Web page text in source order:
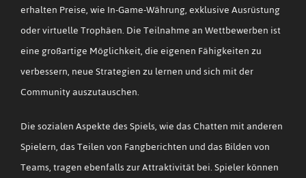
erhalten Preise, wie In-Game-Währung, exklusive Ausrüstung
oder virtuelle Trophäen. Die Teilnahme an Wettbewerben ist
eine großartige Möglichkeit, die eigenen Fähigkeiten zu
verbessern, neue Strategien zu lernen und sich mit der
Community auszutauschen.
Die sozialen Aspekte des Spiels, wie das Chatten mit anderen
Spielern, das Teilen von Fangberichten und das Bilden von
Teams, tragen ebenfalls zur Attraktivität bei. Spieler können